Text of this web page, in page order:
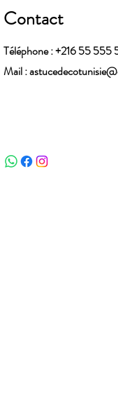
Contact
Téléphone : +216 55 555
Mail :